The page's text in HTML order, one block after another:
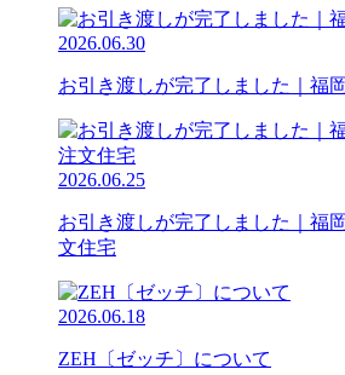
2026.06.30
お引き渡しが完了しました｜福
2026.06.25
お引き渡しが完了しました｜福
文住宅
2026.06.18
ZEH〔ゼッチ〕について